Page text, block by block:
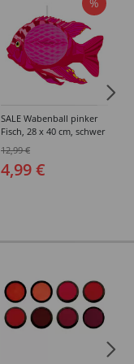
SALE Wabenball pinker
Fisch, 28 x 40 cm, schwer
12,99 €
4,99 €